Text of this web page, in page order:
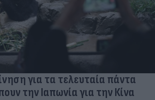
για τα τελευταία πάντα
την Ιαπωνία για την Κίνα